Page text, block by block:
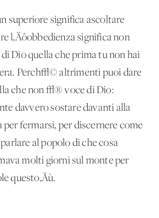
superiore significa ascoltare
l‚Äôobbedienza significa non
Dio quella che prima tu non hai
Perch√© altrimenti puoi dare
che non √® voce di Dio:
davvero sostare davanti alla
per fermarsi, per discernere come
al popolo di che cosa
molti giorni sul monte per
questo‚Äù.